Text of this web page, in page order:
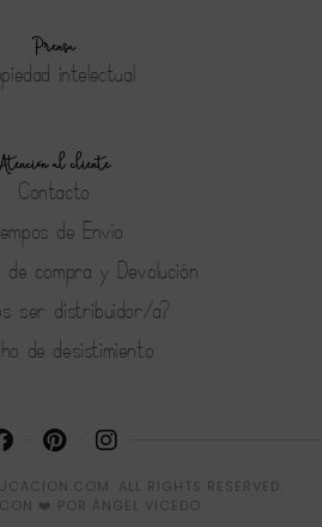
Prensa
intelectual
Atención al cliente
Contacto
de Envío
de compra y Devolución
ser distribuidor/a?
de desistimiento
ALL RIGHTS RESERVED.
❤️ POR ÁNGEL VICEDO